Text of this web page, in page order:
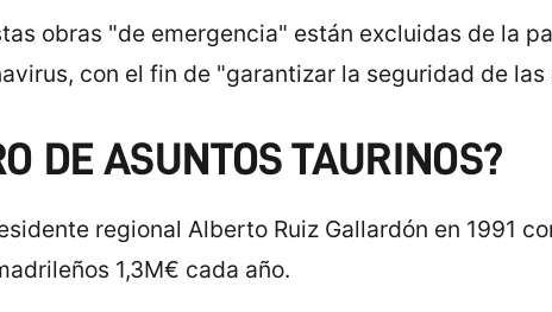
obras "de emergencia" están excluidas de la
con el fin de "garantizar la seguridad de
DE ASUNTOS TAURINOS?
regional Alberto Ruiz Gallardón en 1991
1,3M€ cada año.